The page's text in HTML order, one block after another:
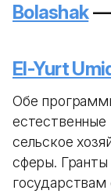
Bolashak—
El-Yurt
Обе
естественные
сельское
сферы.